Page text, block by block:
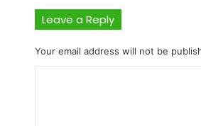
Leave a Reply
Your email address will not be